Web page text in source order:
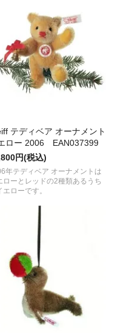
テディベア オーナメント
ロー 2006 EAN037399
円(税込)
年テディベア オーナメントは
ローとレッドの2種類あるうち
エローです。